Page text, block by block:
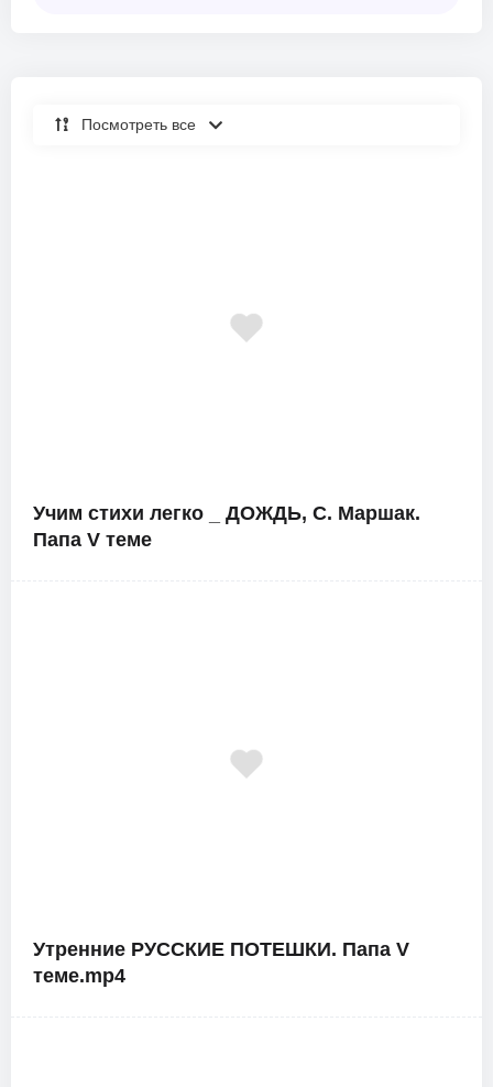
Посмотреть все
Учим стихи легко _ ДОЖДЬ, С. Маршак.
Папа V теме
Утренние РУССКИЕ ПОТЕШКИ. Папа V
теме.mp4